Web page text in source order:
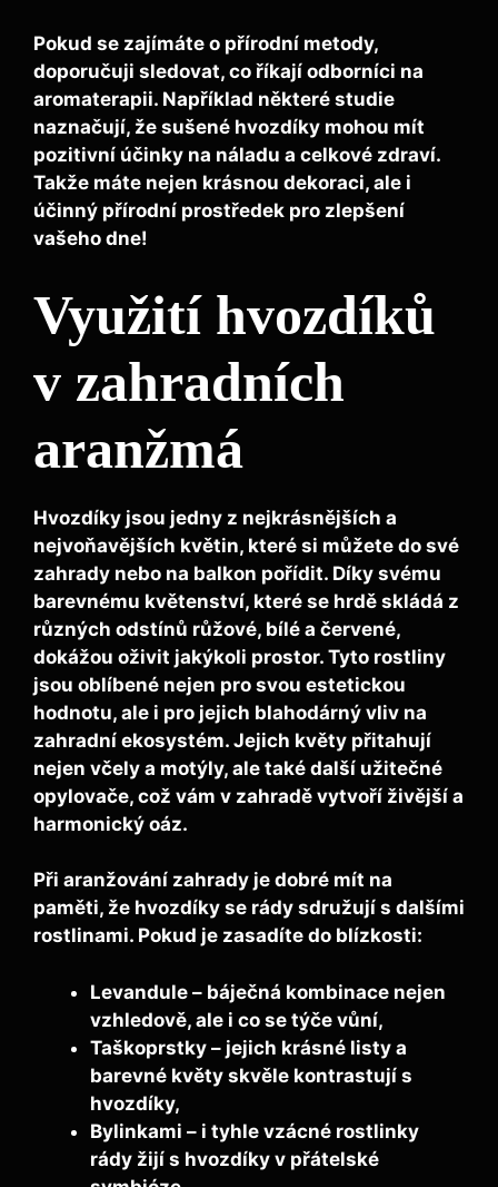
Pokud se zajímáte o přírodní metody,
doporučuji sledovat, co říkají odborníci na
aromaterapii. Například některé studie
naznačují, že sušené hvozdíky mohou mít
pozitivní účinky na náladu a celkové zdraví.
Takže máte nejen krásnou dekoraci, ale i
účinný přírodní prostředek pro zlepšení
vašeho dne!
Využití hvozdíků
v zahradních
aranžmá
Hvozdíky jsou jedny z nejkrásnějších a
nejvoňavějších květin, které si můžete do své
zahrady nebo na balkon pořídit. Díky svému
barevnému květenství, které se hrdě skládá z
různých odstínů růžové, bílé a červené,
dokážou oživit jakýkoli prostor. Tyto rostliny
jsou oblíbené nejen pro svou estetickou
hodnotu, ale i pro jejich blahodárný vliv na
zahradní ekosystém. Jejich květy přitahují
nejen včely a motýly, ale také další užitečné
opylovače, což vám v zahradě vytvoří živější a
harmonický oáz.
Při aranžování zahrady je dobré mít na
paměti, že hvozdíky se rády sdružují s dalšími
rostlinami. Pokud je zasadíte do blízkosti:
Levandule – báječná kombinace nejen
vzhledově, ale i co se týče vůní,
Taškoprstky – jejich krásné listy a
barevné květy skvěle kontrastují s
hvozdíky,
Bylinkami – i tyhle vzácné rostlinky
rády žijí s hvozdíky v přátelské